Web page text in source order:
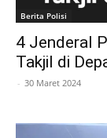
Berita Polisi
4 Jenderal
Takjil di
- 30 Maret 2024